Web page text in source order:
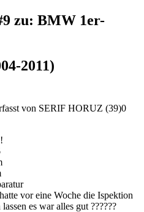
zu: BMW 1er-
2011)
von SERIF HORUZ (39)0
vor eine Woche die Ispektion
es war alles gut ??????